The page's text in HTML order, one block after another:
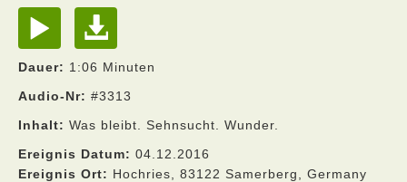
Dauer: 1:06 Minuten
Audio-Nr: #3313
Inhalt: Was bleibt. Sehnsucht. Wunder.
Ereignis Datum: 04.12.2016
Ereignis Ort: Hochries, 83122 Samerberg, Germany